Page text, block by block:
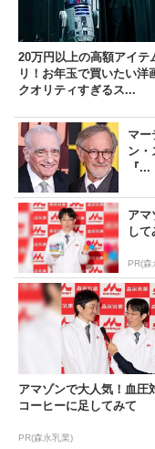
20万円以上の高額アイテ
リ！お年玉で買いたい洋
クオリティすぎるス...
マー
ン・
『...
アマ
して
PR(森
アマゾンで大人気！血圧
コーヒーに足してみて
PR(森永乳業)